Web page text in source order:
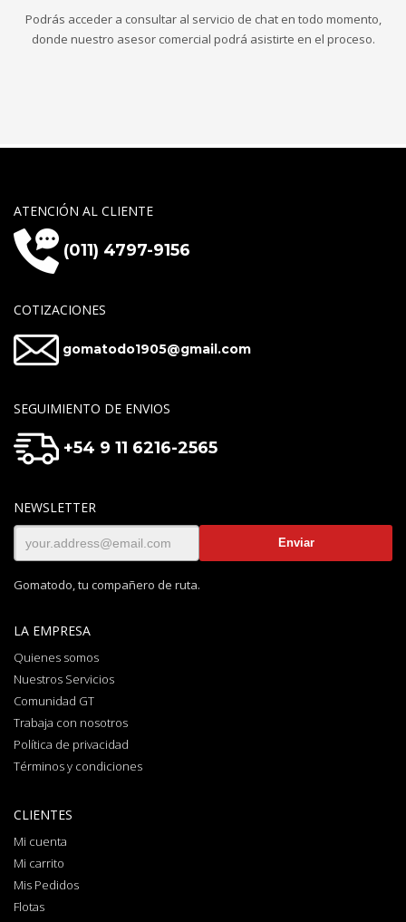
Podrás acceder a consultar al servicio de chat en todo momento,
donde nuestro asesor comercial podrá asistirte en el proceso.
ATENCIÓN AL CLIENTE
(011) 4797-9156
COTIZACIONES
gomatodo1905@gmail.com
SEGUIMIENTO DE ENVIOS
+54 9 11 6216-2565
NEWSLETTER
Gomatodo, tu compañero de ruta.
LA EMPRESA
Quienes somos
Nuestros Servicios
Comunidad GT
Trabaja con nosotros
Política de privacidad
Términos y condiciones
CLIENTES
Mi cuenta
Mi carrito
Mis Pedidos
Flotas